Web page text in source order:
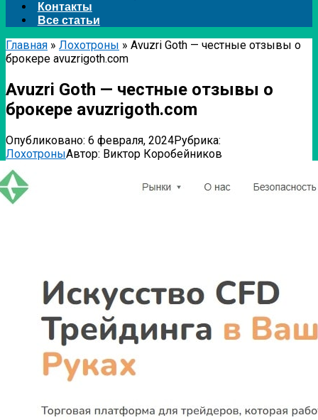
Контакты
Все статьи
Главная » Лохотроны » Avuzri Goth — честные отзывы о
брокере avuzrigoth.com
Avuzri Goth — честные отзывы о
брокере avuzrigoth.com
Опубликовано: 6 февраля, 2024Рубрика:
ЛохотроныАвтор: Виктор Коробейников